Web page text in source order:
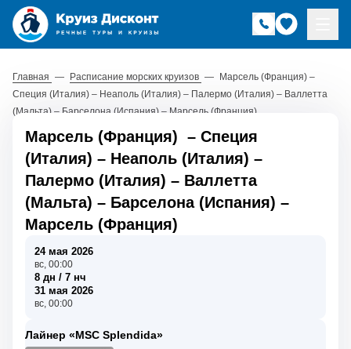
Главная — Расписание морских круизов — Марсель (Франция) –
Специя (Италия) – Неаполь (Италия) – Палермо (Италия) – Валлетта
(Мальта) – Барселона (Испания) – Марсель (Франция)
Марсель (Франция) – Специя
(Италия) – Неаполь (Италия) –
Палермо (Италия) – Валлетта
(Мальта) – Барселона (Испания) –
Марсель (Франция)
24 мая 2026
вс, 00:00
8 дн / 7 нч
31 мая 2026
вс, 00:00
Лайнер «MSC Splendida»